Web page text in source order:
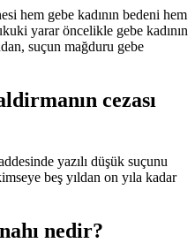
hem gebe kadının bedeni hem
yarar öncelikle gebe kadının
suçun mağduru gebe
cezası
yazılı düşük suçunu
beş yıldan on yıla kadar
nedir?